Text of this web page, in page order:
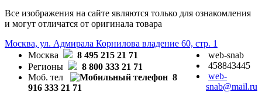
Все изображения на сайте являются только для ознакомления
и могут отличатся от оригинала товара
Москва, ул. Адмирала Корнилова владение 60, стр. 1
Москва
8 495 215 21 71
Регионы
8 800 333 21 71
Моб. тел
8
916 333 21 71
web-snab
458843445
web-
snab@mail.ru